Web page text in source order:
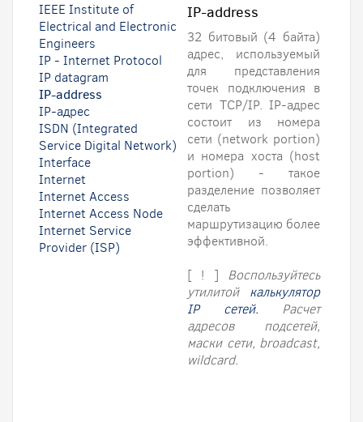
IEEE Institute of
Electrical and Electronic
Engineers
IP - Internet Protocol
IP datagram
IP-address
IP-адрес
ISDN (Integrated
Service Digital Network)
Interface
Internet
Internet Access
Internet Access Node
Internet Service
Provider (ISP)
IP-address
32 битовый (4 байта)
адрес, используемый
для представления
точек подключения в
сети TCP/IP. IP-адрес
состоит из номера
сети (network portion)
и номера хоста (host
portion) - такое
разделение позволяет
сделать
маршрутизацию более
эффективной.
[ ! ] Воспользуйтесь
утилитой калькулятор
IP cетей. Расчет
адресов подсетей,
маски сети, broadcast,
wildcard.